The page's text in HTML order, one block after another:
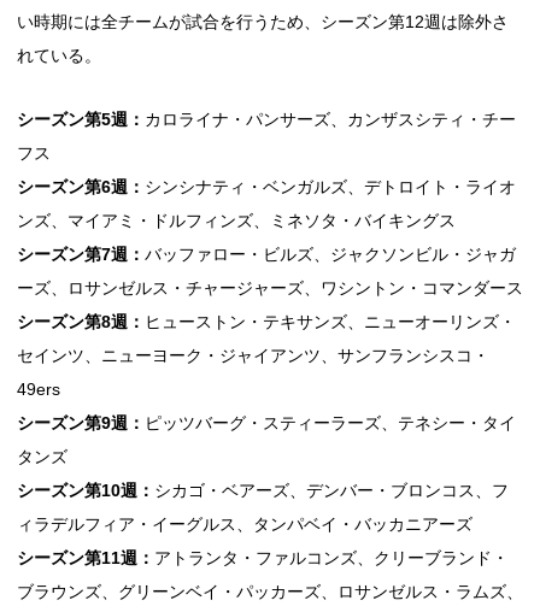
い時期には全チームが試合を行うため、シーズン第12週は除外さ
れている。
シーズン第5週： カロライナ・パンサーズ、カンザスシティ・チー
フス
シーズン第6週： シンシナティ・ベンガルズ、デトロイト・ライオ
ンズ、マイアミ・ドルフィンズ、ミネソタ・バイキングス
シーズン第7週： バッファロー・ビルズ、ジャクソンビル・ジャガ
ーズ、ロサンゼルス・チャージャーズ、ワシントン・コマンダース
シーズン第8週： ヒューストン・テキサンズ、ニューオーリンズ・
セインツ、ニューヨーク・ジャイアンツ、サンフランシスコ・
49ers
シーズン第9週： ピッツバーグ・スティーラーズ、テネシー・タイ
タンズ
シーズン第10週： シカゴ・ベアーズ、デンバー・ブロンコス、フ
ィラデルフィア・イーグルス、タンパベイ・バッカニアーズ
シーズン第11週： アトランタ・ファルコンズ、クリーブランド・
ブラウンズ、グリーンベイ・パッカーズ、ロサンゼルス・ラムズ、